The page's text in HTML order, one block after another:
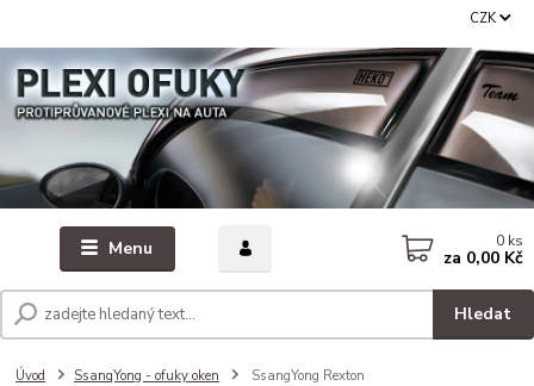
Menu
CZK
Hledat
0 ks
za 0,00 Kč
Úvod SsanqYong - ofuky oken SsangYong Rexton